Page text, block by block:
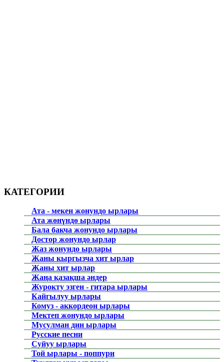
КАТЕГОРИИ
Ата - мекен жонундо ырлары
Ата жөнүндө ырлары
Бала бакча жонундо ырлары
Достор жонундо ырлар
Жаз жонундо ырлары
Жаны кыргызча хит ырлар
Жаны хит ырлар
Жаңа қазақша әндер
Журокту эзген - гитара ырлары
Кайгылуу ырлары
Комуз - аккордеон ырлары
Мектеп жонундо ырлары
Мусулман дин ырлары
Русские песни
Суйуу ырлары
Той ырлары - поппури